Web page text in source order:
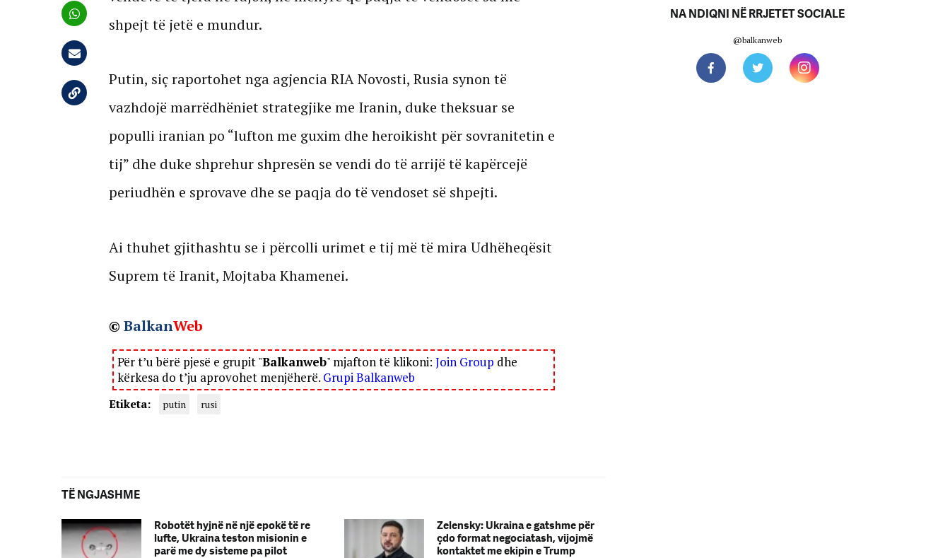
shpejt të jetë e mundur.
Putin, siç raportohet nga agjencia RIA Novosti, Rusia synon të
vazhdojë marrëdhëniet strategjike me Iranin, duke theksuar se
populli iranian po “lufton me guxim dhe heroikisht për sovranitetin e
tij” dhe duke shprehur shpresën se vendi do të arrijë të kapërcejë
periudhën e sprovave dhe se paqja do të vendoset së shpejti.
Ai thuhet gjithashtu se i përcolli urimet e tij më të mira Udhëheqësit
Suprem të Iranit, Mojtaba Khamenei.
© BalkanWeb
Për t’u bërë pjesë e grupit "Balkanweb" mjafton të klikoni: Join Group dhe
kërkesa do t’ju aprovohet menjëherë. Grupi Balkanweb
Etiketa: putin rusi
TË NGJASHME
Robotët hyjnë në një epokë të re
lufte, Ukraina teston misionin e
parë me dy sisteme pa pilot
Zelensky: Ukraina e gatshme për
çdo format negociatash, vijojmë
kontaktet me ekipin e Trump
NA NDIQNI NË RRJETET SOCIALE
@balkanweb